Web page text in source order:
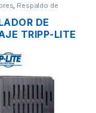
Respaldo de
DE
TRIPP-LITE